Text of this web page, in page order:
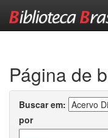
Página de
Buscar em:
por